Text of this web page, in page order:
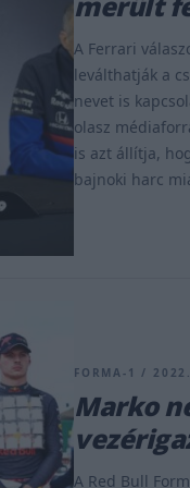
A Ferrari
leválthatják a
nevet is
olasz
is azt állítja,
bajnoki harc
FORMA-1 /
Marko
A Red Bull